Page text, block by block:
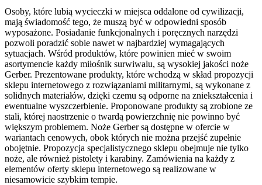
Osoby, które lubią wycieczki w miejsca oddalone od cywilizacji,
mają świadomość tego, że muszą być w odpowiedni sposób
wyposażone. Posiadanie funkcjonalnych i poręcznych narzędzi
pozwoli poradzić sobie nawet w najbardziej wymagających
sytuacjach. Wśród produktów, które powinien mieć w swoim
asortymencie każdy miłośnik surwiwalu, są wysokiej jakości noże
Gerber. Prezentowane produkty, które wchodzą w skład propozycji
sklepu internetowego z rozwiązaniami militarnymi, są wykonane z
solidnych materiałów, dzięki czemu są odporne na zniekształcenia i
ewentualne wyszczerbienie. Proponowane produkty są zrobione ze
stali, której naostrzenie o twardą powierzchnię nie powinno być
większym problemem. Noże Gerber są dostępne w ofercie w
wariantach cenowych, obok których nie można przejść zupełnie
obojętnie. Propozycja specjalistycznego sklepu obejmuje nie tylko
noże, ale również pistolety i karabiny. Zamówienia na każdy z
elementów oferty sklepu internetowego są realizowane w
niesamowicie szybkim tempie.